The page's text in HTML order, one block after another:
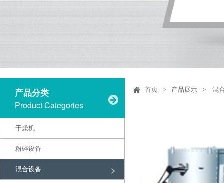
产品分类
Product Categories
干燥机
粉碎设备
混合设备
首页 > 产品展示 > 混